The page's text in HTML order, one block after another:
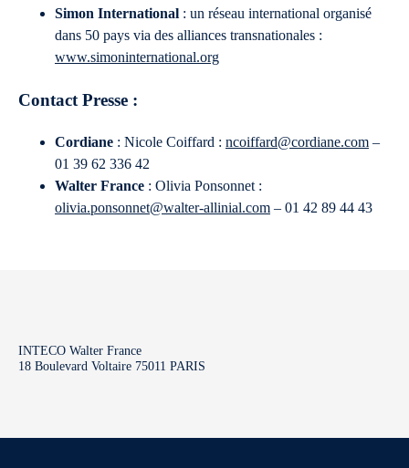
Simon International : un réseau international organisé
dans 50 pays via des alliances transnationales :
www.simoninternational.org
Contact Presse :
Cordiane : Nicole Coiffard : ncoiffard@cordiane.com –
01 39 62 336 42
Walter France : Olivia Ponsonnet :
olivia.ponsonnet@walter-allinial.com – 01 42 89 44 43
INTECO Walter France
18 Boulevard Voltaire 75011 PARIS